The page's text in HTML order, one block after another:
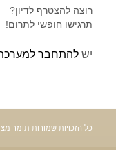
רוצה להצטרף לדיון?
תרגישו חופשי לתרום!
יש להתחבר
כל הזכויות שמורות תומר מצרי ©